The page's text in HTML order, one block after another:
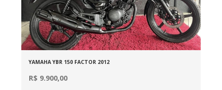
YAMAHA YBR 150 FACTOR 2012
R$ 9.900,00